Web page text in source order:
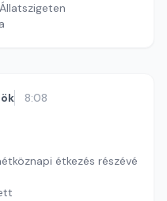
8:08
étkezés részévé